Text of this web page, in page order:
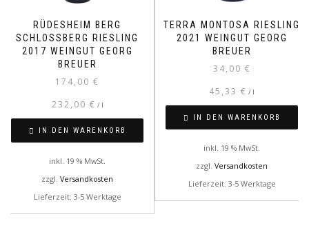
RÜDESHEIM BERG
SCHLOSSBERG RIESLING
2017 WEINGUT GEORG
BREUER
174,00 €
232,00 € / l
IN DEN WARENKORB
inkl. 19 % MwSt.
zzgl. Versandkosten
Lieferzeit: 3-5 Werktage
TERRA MONTOSA RIESLING
2021 WEINGUT GEORG
BREUER
34,00 €
45,33 € / l
IN DEN WARENKORB
inkl. 19 % MwSt.
zzgl. Versandkosten
Lieferzeit: 3-5 Werktage